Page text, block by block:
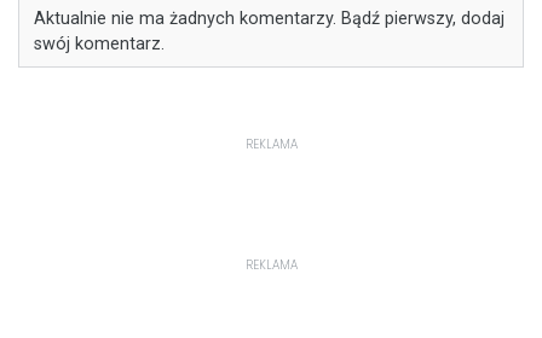
Aktualnie nie ma żadnych komentarzy. Bądź pierwszy, dodaj
swój komentarz.
REKLAMA
REKLAMA